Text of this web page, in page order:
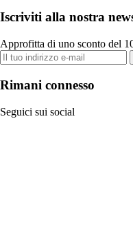
Iscriviti alla nostra
Approfitta di uno sconto del
Rimani connesso
Seguici sui social